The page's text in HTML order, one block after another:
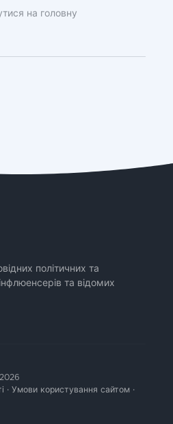
на головну
політичних та
та відомих
· Умови користування сайтом ·